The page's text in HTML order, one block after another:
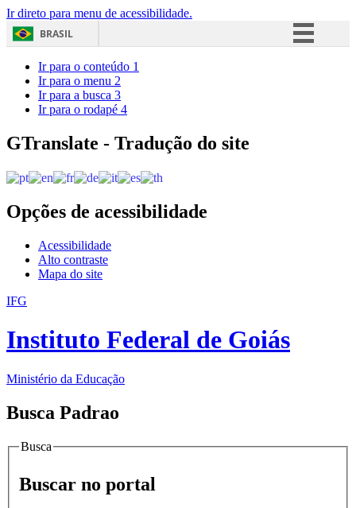
Ir direto para menu de acessibilidade.
BRASIL
Acesso à informação
Ir para o conteúdo 1
Ir para o menu 2
Ir para a busca 3
Ir para o rodapé 4
GTranslate - Tradução do site
Opções de acessibilidade
Acessibilidade
Alto contraste
Mapa do site
IFG
Instituto Federal de Goiás
Ministério da Educação
Busca Padrao
Busca
Buscar no portal